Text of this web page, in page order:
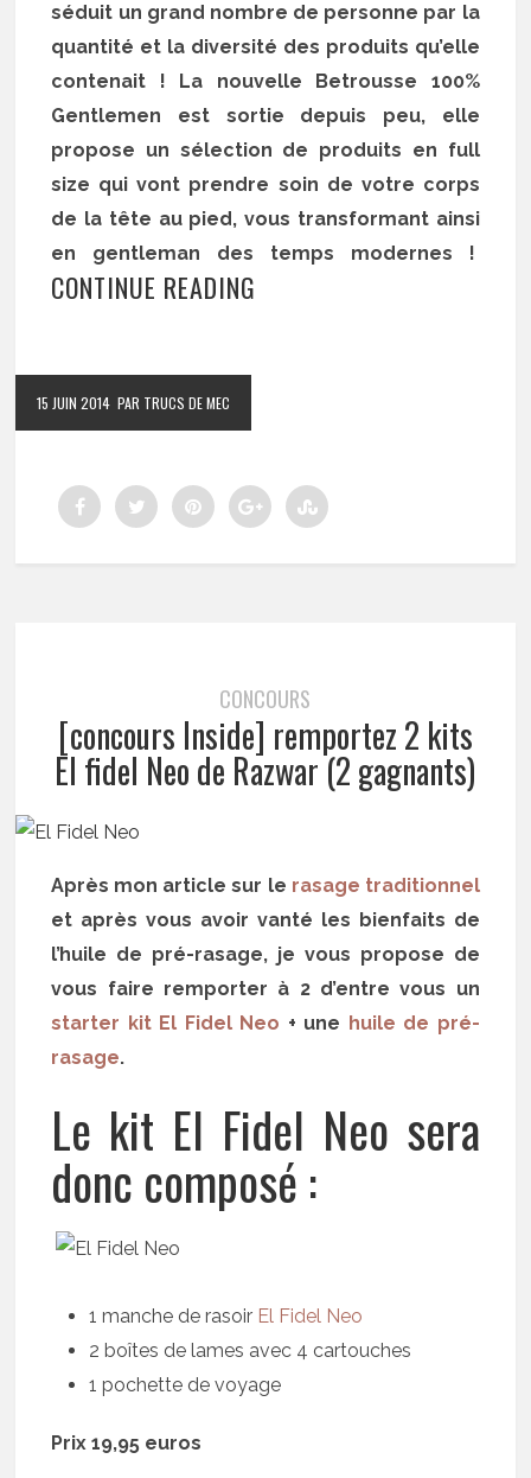
séduit un grand nombre de personne par la
quantité et la diversité des produits qu’elle
contenait ! La nouvelle Betrousse 100%
Gentlemen est sortie depuis peu, elle
propose un sélection de produits en full
size qui vont prendre soin de votre corps
de la tête au pied, vous transformant ainsi
en gentleman des temps modernes !
CONTINUE READING
15 JUIN 2014 PAR TRUCS DE MEC
CONCOURS
[concours Inside] remportez 2 kits
El fidel Neo de Razwar (2 gagnants)
Après mon article sur le rasage traditionnel
et après vous avoir vanté les bienfaits de
l’huile de pré-rasage, je vous propose de
vous faire remporter à 2 d’entre vous un
starter kit El Fidel Neo + une huile de pré-
rasage.
Le kit El Fidel Neo sera
donc composé :
1 manche de rasoir El Fidel Neo
2 boîtes de lames avec 4 cartouches
1 pochette de voyage
Prix 19,95 euros